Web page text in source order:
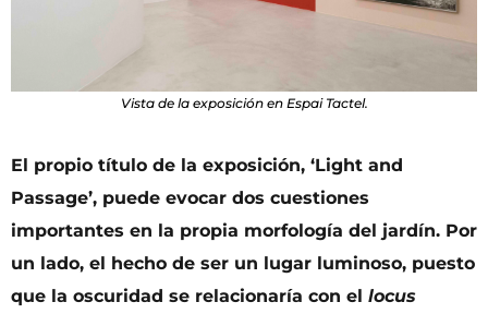
Vista de la exposición en Espai Tactel.
El propio título de la exposición, ‘Light and
Passage’, puede evocar dos cuestiones
importantes en la propia morfología del jardín. Por
un lado, el hecho de ser un lugar luminoso, puesto
que la oscuridad se relacionaría con el locus